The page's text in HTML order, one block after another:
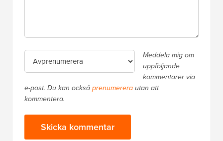
Meddela mig om
uppföljande
kommentarer via
e-post. Du kan ocksåprenumererautan att
kommentera.